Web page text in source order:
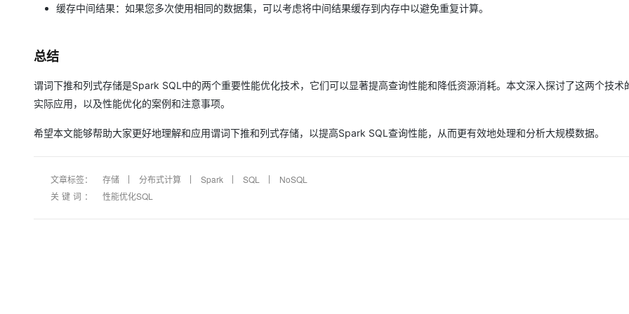
缓存中间结果：如果您多次使用相同的数据集，可以考虑将中间结果缓存到内存中以避免重复计算。
总结
谓词下推和列式存储是Spark SQL中的两个重要性能优化技术，它们可以显著提高查询性能和降低资源消耗。本文深入探讨了这两个技术
实际应用，以及性能优化的案例和注意事项。
希望本文能够帮助大家更好地理解和应用谓词下推和列式存储，以提高Spark SQL查询性能，从而更有效地处理和分析大规模数据。
文章标签： 存储 分布式计算 Spark SQL
NoSQL
关键词：
性能优化SQL